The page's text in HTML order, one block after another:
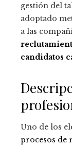
gestión del
adoptado
a las
candidatos
Uno de los
procesos de